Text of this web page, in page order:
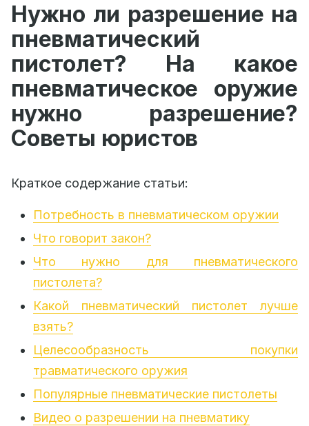
Нужно ли разрешение на
пневматический
пистолет? На какое
пневматическое оружие
нужно разрешение?
Советы юристов
Краткое содержание статьи:
Потребность в пневматическом оружии
Что говорит закон?
Что нужно для пневматического
пистолета?
Какой пневматический пистолет лучше
взять?
Целесообразность покупки
травматического оружия
Популярные пневматические пистолеты
Видео о разрешении на пневматику